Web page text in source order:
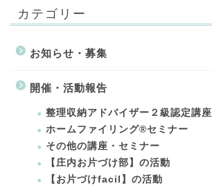
カテゴリー
お知らせ・募集
開催・活動報告
整理収納アドバイザー２級認定講座
ホームファイリング®セミナー
その他の講座・セミナー
【庄内お片づけ部】の活動
【お片づけfacil】の活動